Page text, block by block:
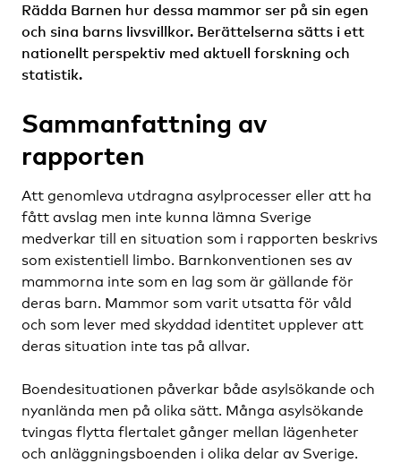
Rädda Barnen hur dessa mammor ser på sin egen
och sina barns livsvillkor. Berättelserna sätts i ett
nationellt perspektiv med aktuell forskning och
statistik.
Sammanfattning av
rapporten
Att genomleva utdragna asylprocesser eller att ha
fått avslag men inte kunna lämna Sverige
medverkar till en situation som i rapporten beskrivs
som existentiell limbo. Barnkonventionen ses av
mammorna inte som en lag som är gällande för
deras barn. Mammor som varit utsatta för våld
och som lever med skyddad identitet upplever att
deras situation inte tas på allvar.
Boendesituationen påverkar både asylsökande och
nyanlända men på olika sätt. Många asylsökande
tvingas flytta flertalet gånger mellan lägenheter
och anläggningsboenden i olika delar av Sverige.